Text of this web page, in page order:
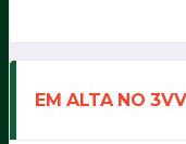
EM ALTA NO 3VV